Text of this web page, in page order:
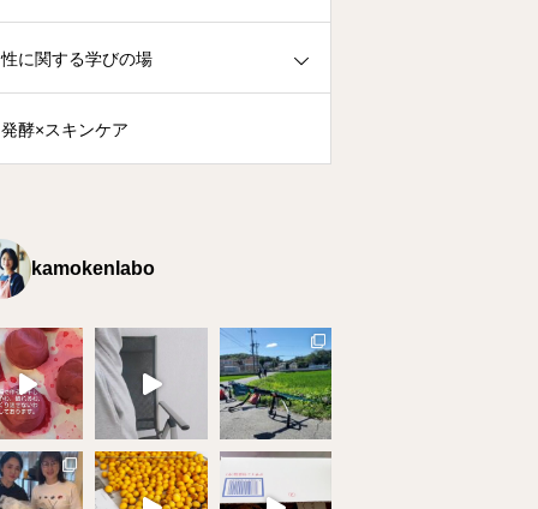
性に関する学びの場
発酵×スキンケア
kamokenlabo